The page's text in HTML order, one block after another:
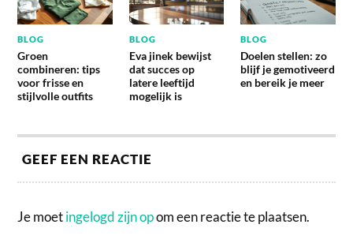
BLOG
Groen
combineren: tips
voor frisse en
stijlvolle outfits
BLOG
Eva jinek bewijst
dat succes op
latere leeftijd
mogelijk is
BLOG
Doelen stellen: zo
blijf je gemotiveerd
en bereik je meer
GEEF EEN REACTIE
Je moetingelogd zijn opom een reactie te plaatsen.